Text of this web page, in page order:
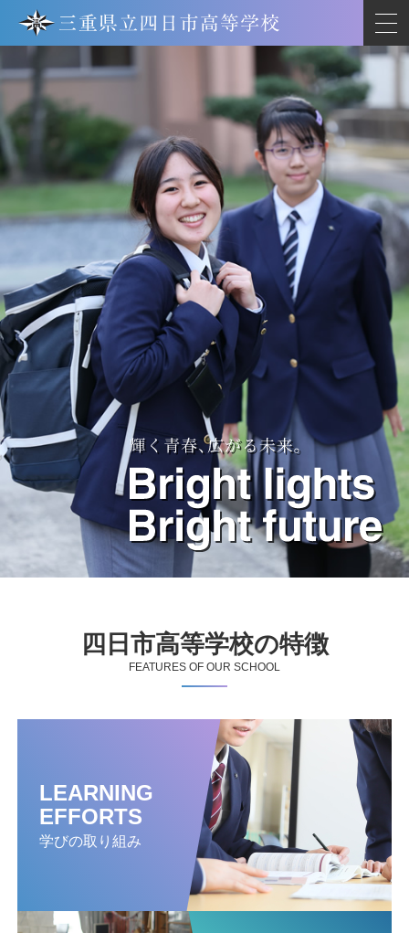
四日市高等学校の特徴
FEATURES OF OUR SCHOOL
LEARNING
EFFORTS
学びの取り組み